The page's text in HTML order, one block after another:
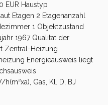
EUR Haustyp
Etagen 2 Etagenanzahl
1 Objektzustand
1967 Qualität der
Zentral-Heizung
Energieausweis liegt
Gas, Kl. D, BJ